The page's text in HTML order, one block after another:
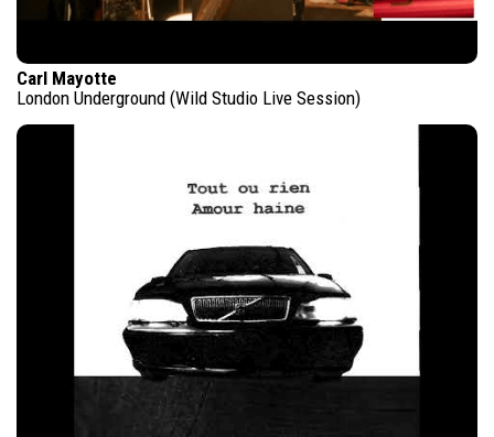
Carl Mayotte
London Underground (Wild Studio Live Session)